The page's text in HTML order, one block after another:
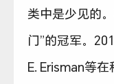
类中是少见的
门”的冠军。
E. Erisman等